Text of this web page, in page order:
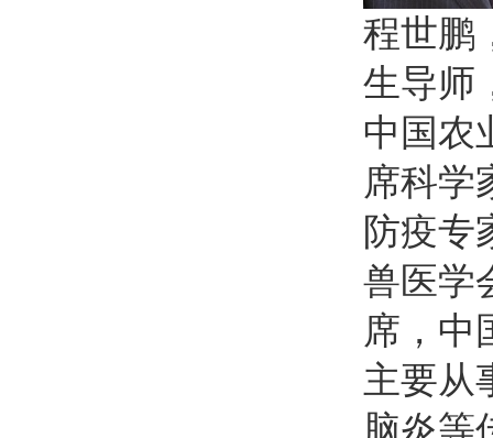
程世鹏
生导师
中国农
席科学
防疫专
兽医学
席，中
主要从
脑炎等